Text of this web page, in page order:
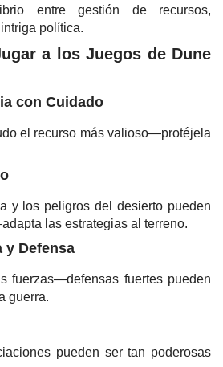
entre gestión de recursos,
política.
a los Juegos de Dune
con Cuidado
el recurso más valioso—protéjela
y los peligros del desierto pueden
las estrategias al terreno.
y Defensa
fuerzas—defensas fuertes pueden
guerra.
pueden ser tan poderosas